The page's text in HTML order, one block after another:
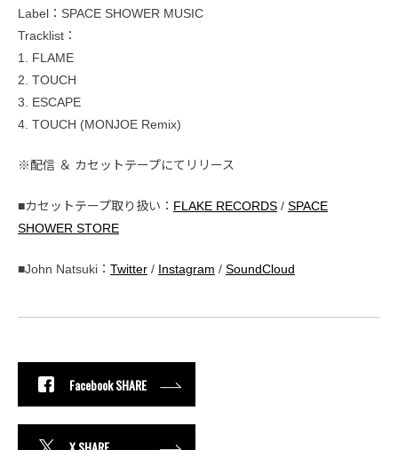
Label：SPACE SHOWER MUSIC
Tracklist：
1. FLAME
2. TOUCH
3. ESCAPE
4. TOUCH (MONJOE Remix)
※配信 ＆ カセットテープにてリリース
■カセットテープ取り扱い： FLAKE RECORDS / SPACE
SHOWER STORE
■John Natsuki： Twitter / Instagram / SoundCloud
Facebook SHARE